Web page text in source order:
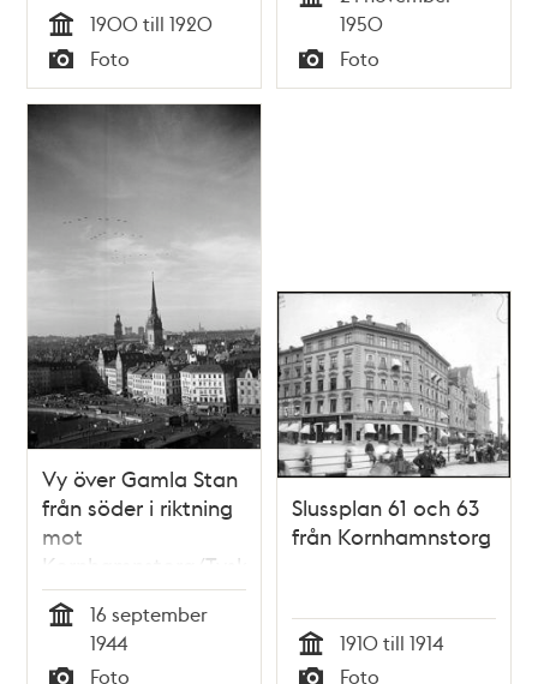
Tid
1900 till 1920
Typ
Foto
1950
Typ
Foto
Vy över Gamla Stan
från söder i riktning
mot
Kornhamnstorg/Tyska
kyrkans torn.
Flygparad över
staden som
16 september
1944
Foto
Slussplan 61 och 63
från Kornhamnstorg
Tid
1910 till 1914
Foto